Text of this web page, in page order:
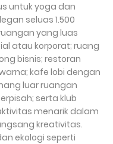
untuk yoga dan
seluas 1.500
yang luas
atau korporat; ruang
bisnis; restoran
kafe lobi dengan
luar ruangan
serta klub
menarik dalam
kreativitas.
ekologi seperti